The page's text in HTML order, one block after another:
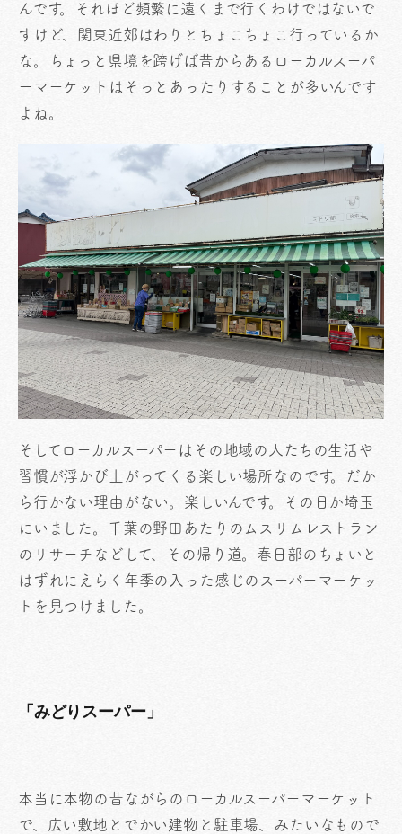
んです。それほど頻繁に遠くまで行くわけではないで
すけど、関東近郊はわりとちょこちょこ行っているか
な。ちょっと県境を跨げば昔からあるローカルスーパ
ーマーケットはそっとあったりすることが多いんです
よね。
そしてローカルスーパーはその地域の人たちの生活や
習慣が浮かび上がってくる楽しい場所なのです。だか
ら行かない理由がない。楽しいんです。その日か埼玉
にいました。千葉の野田あたりのムスリムレストラン
のリサーチなどして、その帰り道。春日部のちょいと
はずれにえらく年季の入った感じのスーパーマーケッ
トを見つけました。
「みどりスーパー」
本当に本物の昔ながらのローカルスーパーマーケット
で、広い敷地とでかい建物と駐車場、みたいなもので